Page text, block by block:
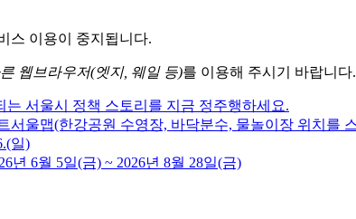
스 이용이 중지됩니다.
웹브라우저(엣지, 웨일 등)를 이용해 주시기 바랍니다.